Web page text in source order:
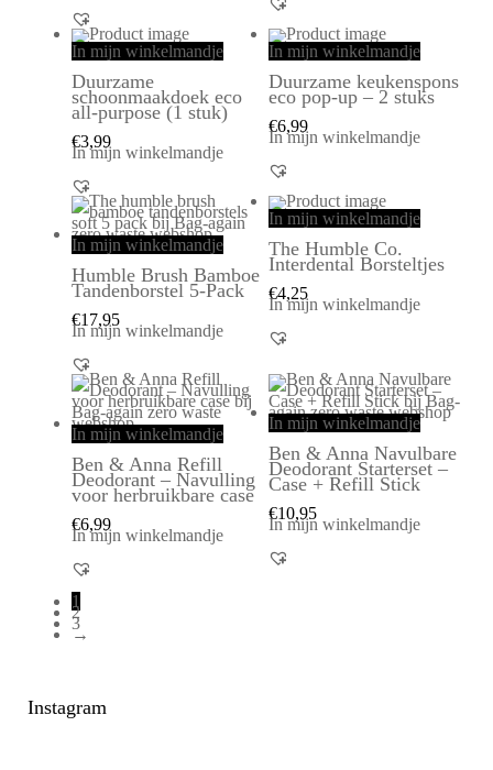
In mijn winkelmandje
Duurzame
schoonmaakdoek eco
all-purpose (1 stuk)
€3,99
In mijn winkelmandje
In mijn winkelmandje
Duurzame keukenspons
eco pop-up – 2 stuks
€6,99
In mijn winkelmandje
In mijn winkelmandje
Humble Brush Bamboe
Tandenborstel 5-Pack
€17,95
In mijn winkelmandje
In mijn winkelmandje
The Humble Co.
Interdental Borsteltjes
€4,25
In mijn winkelmandje
In mijn winkelmandje
Ben & Anna Refill
Deodorant – Navulling
voor herbruikbare case
€6,99
In mijn winkelmandje
In mijn winkelmandje
Ben & Anna Navulbare
Deodorant Starterset –
Case + Refill Stick
€10,95
In mijn winkelmandje
1
2
3
→
Instagram